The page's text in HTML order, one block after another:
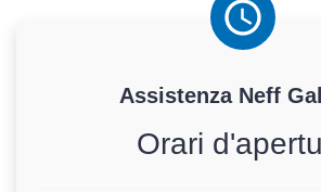
Assistenza Neff
Orari